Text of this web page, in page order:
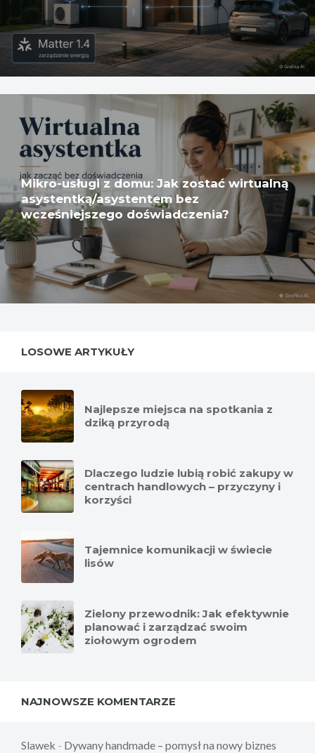
Mikro-usługi z domu: Jak zostać wirtualną
asystentką/asystentem bez
wcześniejszego doświadczenia?
LOSOWE ARTYKUŁY
Najlepsze miejsca na spotkania z
dziką przyrodą
Dlaczego ludzie lubią robić zakupy w
centrach handlowych – przyczyny i
korzyści
Tajemnice komunikacji w świecie
lisów
Zielony przewodnik: Jak efektywnie
planować i zarządzać swoim
ziołowym ogrodem
NAJNOWSZE KOMENTARZE
Slawek - Dywany handmade – pomysł na nowy biznes